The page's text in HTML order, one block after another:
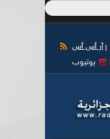
آر أس أس
يوتيوب